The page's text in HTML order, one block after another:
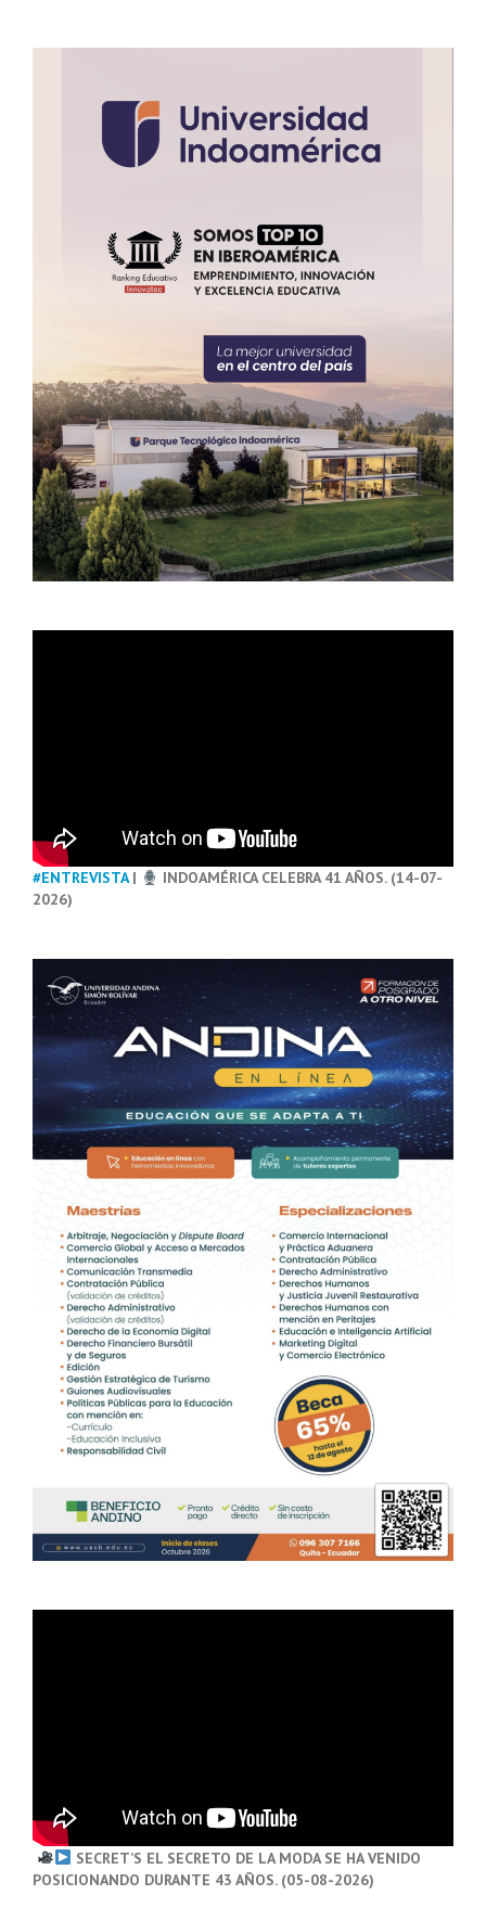
#ENTREVISTA|
INDOAMÉRICA CELEBRA 41 AÑOS. (14-07-
2026)
SECRET’S EL SECRETO DE LA MODA SE HA VENIDO
POSICIONANDO DURANTE 43 AÑOS. (05-08-2026)